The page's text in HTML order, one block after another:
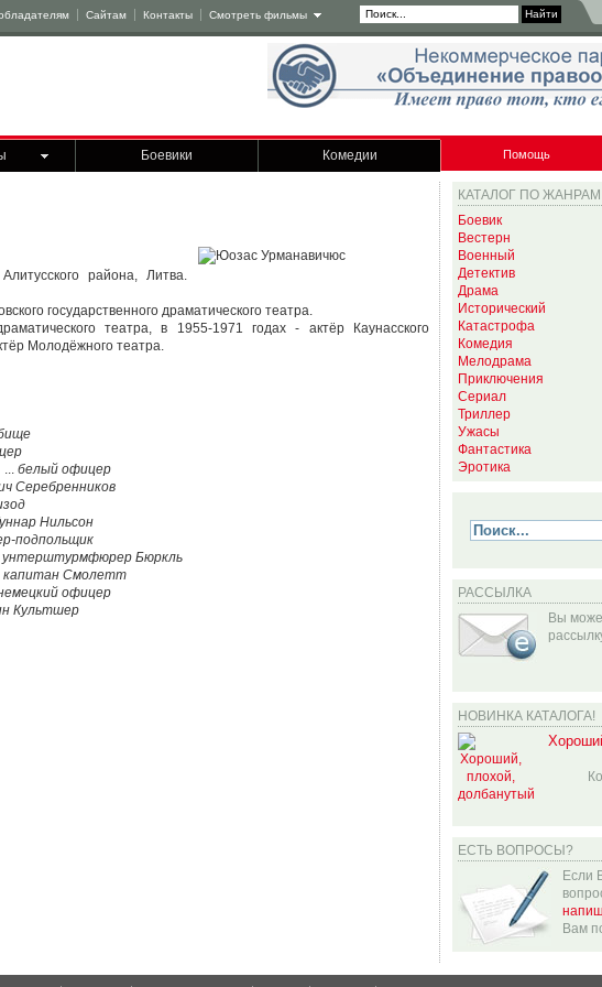
Сайтам Контакты Смотреть фильмы
Боевики Комедии Помощь
района, Литва.
государственного драматического театра.
театра, в 1955-1971 годах - актёр Каунасского
Молодёжного театра.
белый офицер
Серебренников
Нильсон
подпольщик
унтерштурмфюрер Бюркль
капитан Смолетт
офицер
Культшер
КАТАЛОГ ПО ЖАНРАМ
Боевик
Вестерн
Военный
Детектив
Драма
Исторический
Катастрофа
Комедия
Мелодрама
Приключения
Сериал
Триллер
Ужасы
Фантастика
Эротика
РАССЫЛКА
Вы
НОВИНКА КАТАЛОГА!
ЕСТЬ ВОПРОСЫ?
Если
Вам